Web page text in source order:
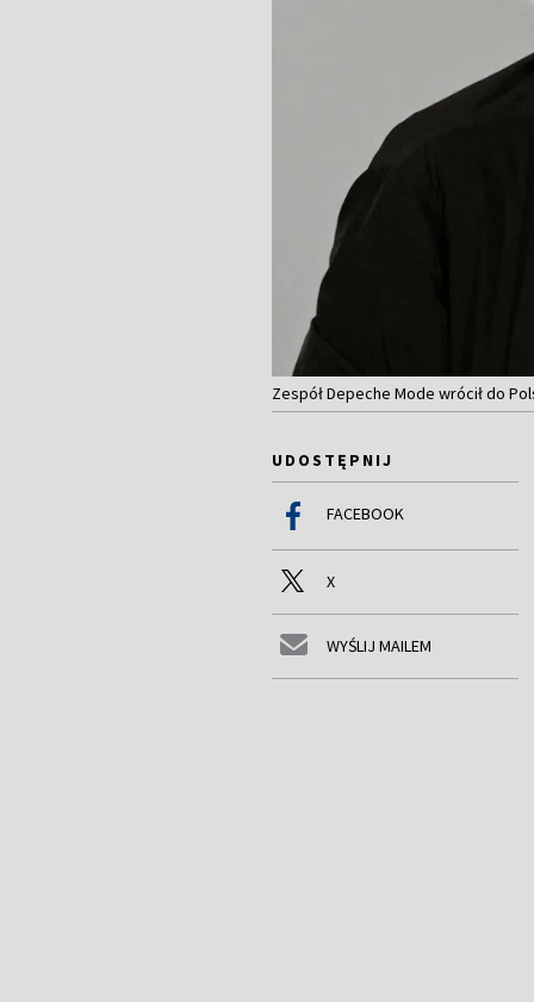
Zespół Depeche Mode wrócił do
UDOSTĘPNIJ
FACEBOOK
X
WYŚLIJ MAILEM